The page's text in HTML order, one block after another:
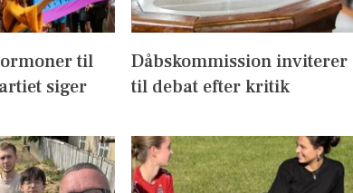
til
siger
Dåbskommission inviterer
til debat efter kritik